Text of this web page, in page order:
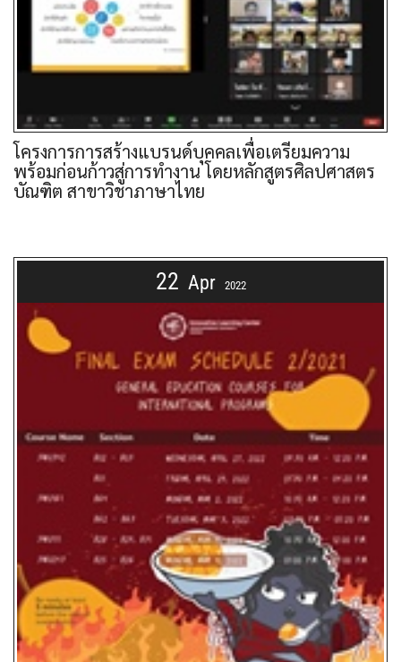
โครงการการสร้างแบรนด์บุคคลเพื่อเตรียมความ
พร้อมก่อนก้าวสู่การทำงาน โดยหลักสูตรศิลปศาสตร
บัณฑิต สาขาวิชาภาษาไทย
22 Apr 2022